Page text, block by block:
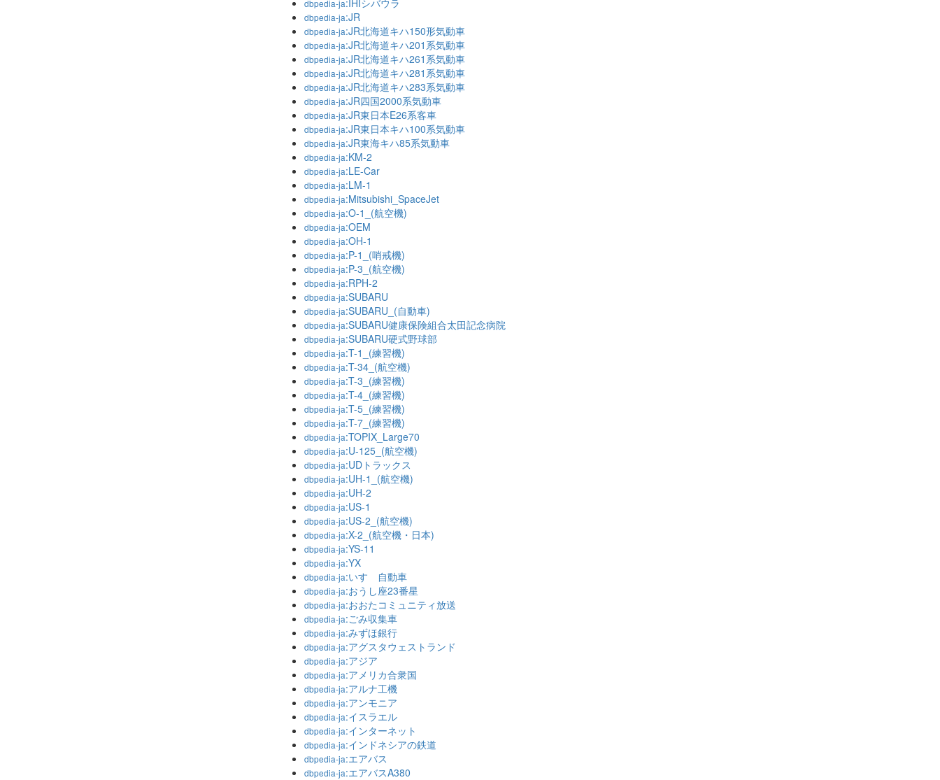
dbpedia-ja:IHIシバウラ
dbpedia-ja:JR
dbpedia-ja:JR北海道キハ150形気動車
dbpedia-ja:JR北海道キハ201系気動車
dbpedia-ja:JR北海道キハ261系気動車
dbpedia-ja:JR北海道キハ281系気動車
dbpedia-ja:JR北海道キハ283系気動車
dbpedia-ja:JR四国2000系気動車
dbpedia-ja:JR東日本E26系客車
dbpedia-ja:JR東日本キハ100系気動車
dbpedia-ja:JR東海キハ85系気動車
dbpedia-ja:KM-2
dbpedia-ja:LE-Car
dbpedia-ja:LM-1
dbpedia-ja:Mitsubishi_SpaceJet
dbpedia-ja:O-1_(航空機)
dbpedia-ja:OEM
dbpedia-ja:OH-1
dbpedia-ja:P-1_(哨戒機)
dbpedia-ja:P-3_(航空機)
dbpedia-ja:RPH-2
dbpedia-ja:SUBARU
dbpedia-ja:SUBARU_(自動車)
dbpedia-ja:SUBARU健康保険組合太田記念病院
dbpedia-ja:SUBARU硬式野球部
dbpedia-ja:T-1_(練習機)
dbpedia-ja:T-34_(航空機)
dbpedia-ja:T-3_(練習機)
dbpedia-ja:T-4_(練習機)
dbpedia-ja:T-5_(練習機)
dbpedia-ja:T-7_(練習機)
dbpedia-ja:TOPIX_Large70
dbpedia-ja:U-125_(航空機)
dbpedia-ja:UDトラックス
dbpedia-ja:UH-1_(航空機)
dbpedia-ja:UH-2
dbpedia-ja:US-1
dbpedia-ja:US-2_(航空機)
dbpedia-ja:X-2_(航空機・日本)
dbpedia-ja:YS-11
dbpedia-ja:YX
dbpedia-ja:いすゞ自動車
dbpedia-ja:おうし座23番星
dbpedia-ja:おおたコミュニティ放送
dbpedia-ja:ごみ収集車
dbpedia-ja:みずほ銀行
dbpedia-ja:アグスタウェストランド
dbpedia-ja:アジア
dbpedia-ja:アメリカ合衆国
dbpedia-ja:アルナ工機
dbpedia-ja:アンモニア
dbpedia-ja:イスラエル
dbpedia-ja:インターネット
dbpedia-ja:インドネシアの鉄道
dbpedia-ja:エアバス
dbpedia-ja:エアバスA380